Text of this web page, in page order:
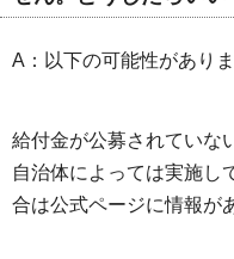
A：以下の可能性がありま
給付金が公募されていな
自治体によっては実施し
合は公式ページに情報が